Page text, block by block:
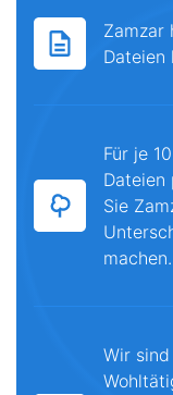
Zamzar
Dateien
Für je
Dateien
Sie
machen.
Wir